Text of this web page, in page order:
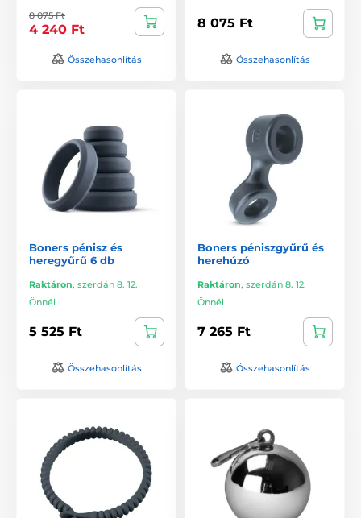
8 075 Ft
4 240 Ft
Összehasonlítás
8 075 Ft
Összehasonlítás
Boners pénisz és
heregyűrű 6 db
Raktáron, szerdán 8. 12.
Önnél
5 525 Ft
Összehasonlítás
Boners péniszgyűrű és
herehúzó
Raktáron, szerdán 8. 12.
Önnél
7 265 Ft
Összehasonlítás